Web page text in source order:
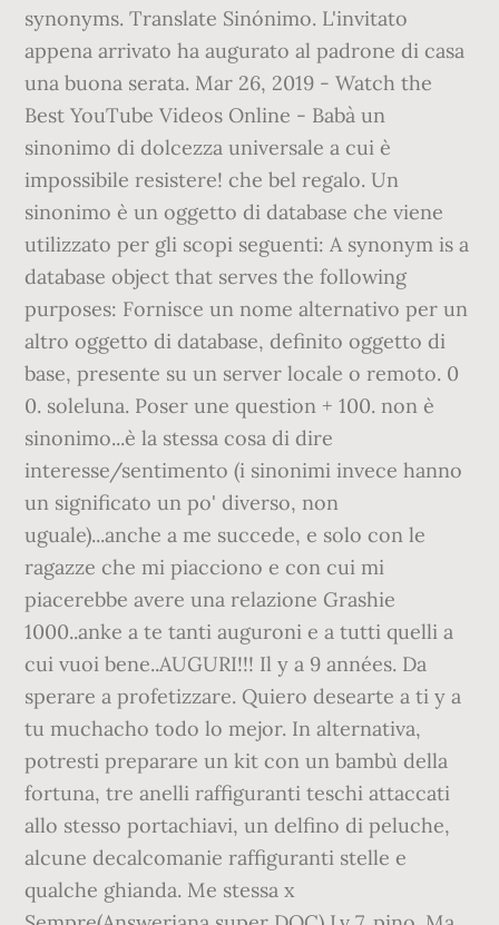
synonyms. Translate Sinónimo. L'invitato
appena arrivato ha augurato al padrone di casa
una buona serata. Mar 26, 2019 - Watch the
Best YouTube Videos Online - Babà un
sinonimo di dolcezza universale a cui è
impossibile resistere! che bel regalo. Un
sinonimo è un oggetto di database che viene
utilizzato per gli scopi seguenti: A synonym is a
database object that serves the following
purposes: Fornisce un nome alternativo per un
altro oggetto di database, definito oggetto di
base, presente su un server locale o remoto. 0
0. soleluna. Poser une question + 100. non è
sinonimo...è la stessa cosa di dire
interesse/sentimento (i sinonimi invece hanno
un significato un po' diverso, non
uguale)...anche a me succede, e solo con le
ragazze che mi piacciono e con cui mi
piacerebbe avere una relazione Grashie
1000..anke a te tanti auguroni e a tutti quelli a
cui vuoi bene..AUGURI!!! Il y a 9 années. Da
sperare a profetizzare. Quiero desearte a ti y a
tu muchacho todo lo mejor. In alternativa,
potresti preparare un kit con un bambù della
fortuna, tre anelli raffiguranti teschi attaccati
allo stesso portachiavi, un delfino di peluche,
alcune decalcomanie raffiguranti stelle e
qualche ghianda. Me stessa x